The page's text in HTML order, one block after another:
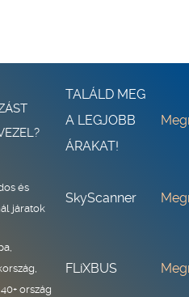
TALÁLD MEG
A LEGJOBB
ÁRAKAT!
és
járatok
SkyScanner
ország
FLiXBUS